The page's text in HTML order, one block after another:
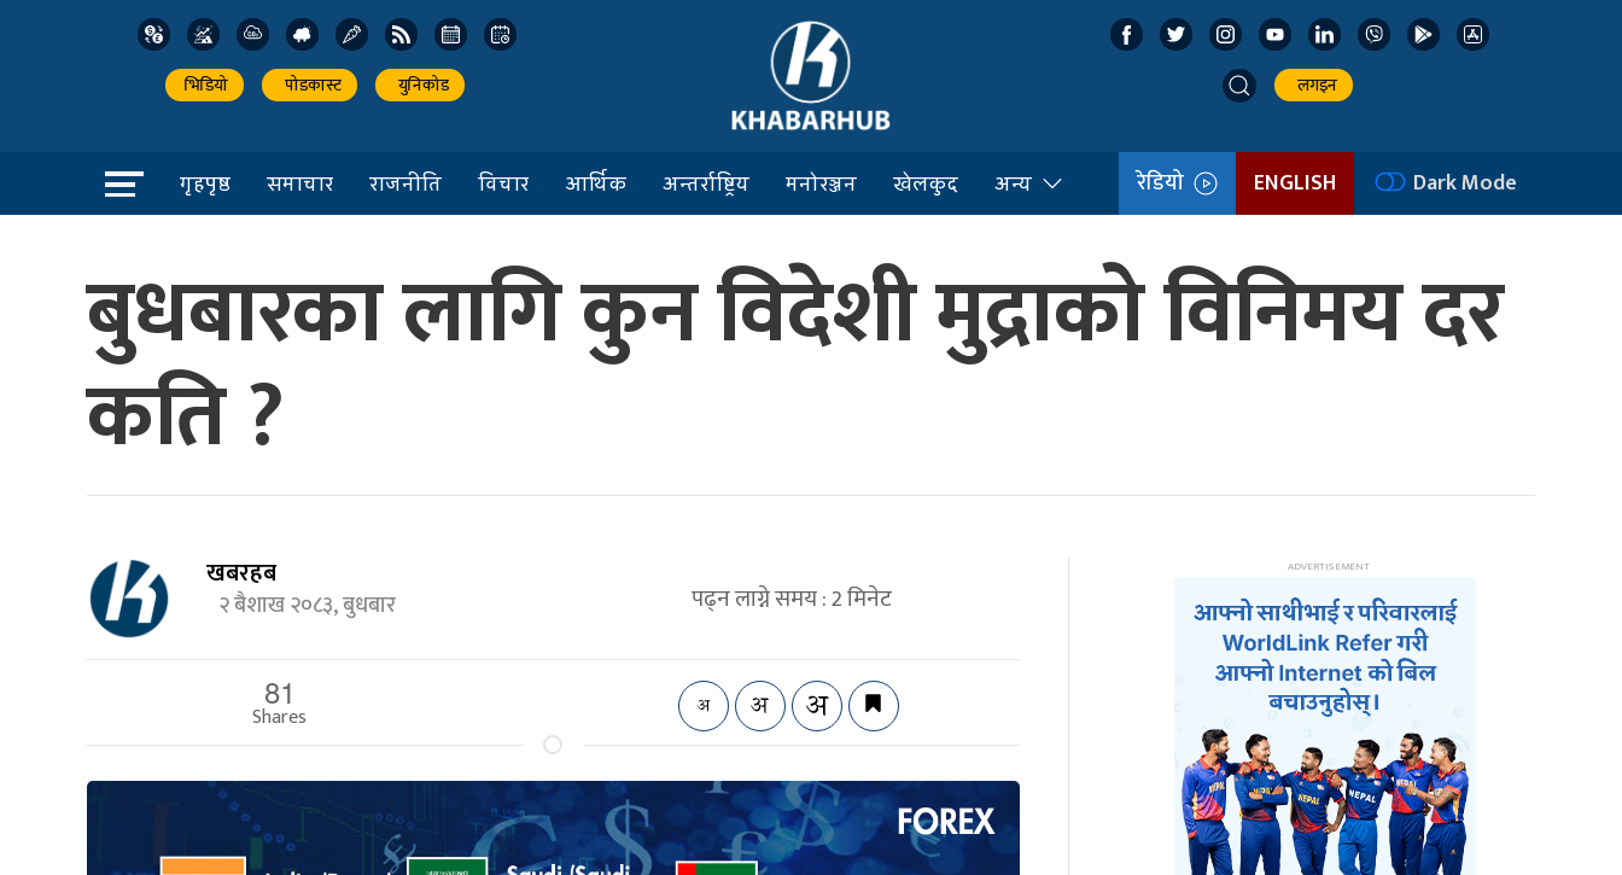
भिडियो पोडकास्ट युनिकोड लगइन
गृहपृष्ठ समाचार राजनीति विचार आर्थिक अन्तर्राष्ट्रिय मनोरञ्जन खेलकुद अन्य रेडियो ENGLISH Dark Mode
बुधबारका लागि कुन विदेशी मुद्राको विनिमय दर
कति ?
खबरहब
२ बैशाख २०८३, बुधबार पढ्न लाग्ने समय :2मिनेट
81
Shares